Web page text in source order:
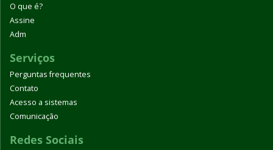
O que é?
Assine
Adm
Serviços
Perguntas frequentes
Contato
Acesso a sistemas
Comunicação
Redes Sociais